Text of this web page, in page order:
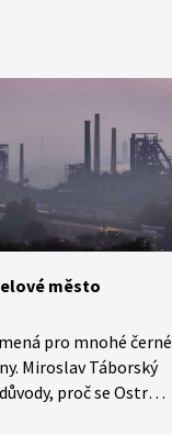
město
pro mnohé černé
Miroslav Táborský
proč se Ostrava